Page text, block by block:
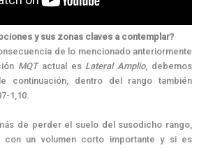
y sus zonas claves a contemplar?
de lo mencionado anteriormente
MQTactual es Lateral Amplio, debemos
continuación, dentro del rango también
1,10.
de perder el suelo del susodicho rango,
con un volumen corto importante y si es